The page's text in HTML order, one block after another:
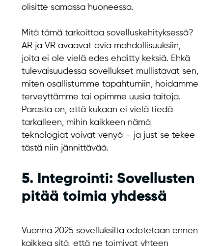
olisitte samassa huoneessa.
Mitä tämä tarkoittaa sovelluskehityksessä?
AR ja VR avaavat ovia mahdollisuuksiin,
joita ei ole vielä edes ehditty keksiä. Ehkä
tulevaisuudessa sovellukset mullistavat sen,
miten osallistumme tapahtumiin, hoidamme
terveyttämme tai opimme uusia taitoja.
Parasta on, että kukaan ei vielä tiedä
tarkalleen, mihin kaikkeen nämä
teknologiat voivat venyä – ja just se tekee
tästä niin jännittävää.
5. Integrointi: Sovellusten
pitää toimia yhdessä
Vuonna 2025 sovelluksilta odotetaan ennen
kaikkea sitä, että ne toimivat yhteen